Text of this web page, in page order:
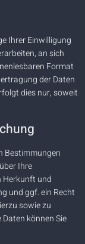
Ihrer Einwilligung
an sich
Format
der Daten
dies nur, soweit
Bestimmungen
Ihre
Herkunft und
und ggf. ein Recht
sowie zu
können Sie